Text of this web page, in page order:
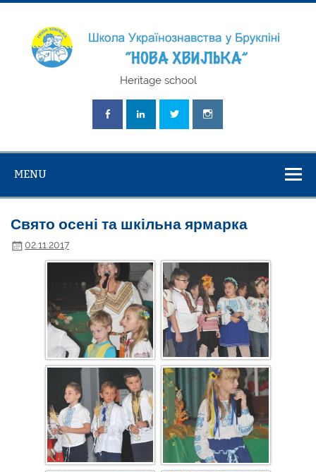
Skip
"Нова
Heritage school
MENU
Свято осені та шкільна ярмарка
02.11.2017